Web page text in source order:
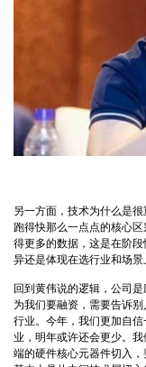
另一方面，技术为什么是
跑得快那么一点点的核心
得更多的数据，这是在阶
异还是体现在选行业和场景
回到黄伟说的逻辑，公司
为我们要融资，需要告诉
行业。今年，我们更加自
业，明年或许还会更少。
端的硬件核心元器件切入